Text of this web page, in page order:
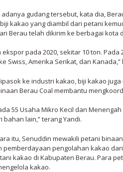
gudang tersebut, kata dia,
kakao yang diambil dari petani
Berau telah dikirim ke berbagai kota
ekspor pada 2020, sekitar 10 ton.
Swiss, Amerika Serikat, dan Kanada,”
ke industri kakao, biji kakao
Berau Coal membantu
55 Usaha Mikro Kecil dan
bahan lain,” terang Yandi.
itu, Senuddin mewakili petani
pemberdayaan pengolahan kakao
kakao di Kabupaten Berau. Para
kakao.